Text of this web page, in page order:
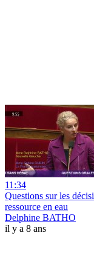
11:34
Questions sur les
ressource en eau
Delphine BATHO
il y a 8 ans